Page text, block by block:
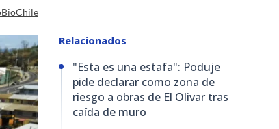
Relacionados
"Esta es una estafa": Poduje
pide declarar como zona de
riesgo a obras de El Olivar tras
caída de muro